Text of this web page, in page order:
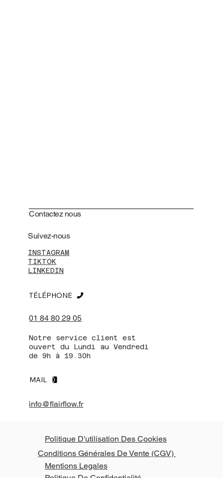
Contactez nous
INSTAGRAM
TIKTOK
LINKEDIN
Suivez-nous
01 84 80 29 05
TÉLÉPHONE
Notre service client est
ouvert du Lundi au Vendredi
de 9h à 19.30h
MAIL
info@flairflow.fr
Politique D'utilisation Des Cookies
Conditions Générales De Vente (CGV)
Mentions Legales